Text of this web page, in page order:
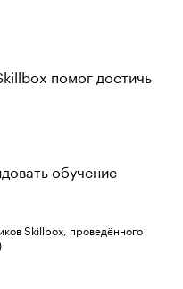
помог достичь
обучение
Skillbox, проведённого